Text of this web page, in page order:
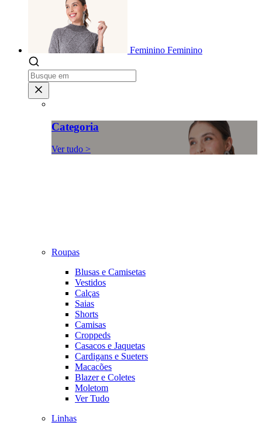
Feminino Feminino
Categoria
Ver tudo >
Roupas
Blusas e Camisetas
Vestidos
Calças
Saias
Shorts
Camisas
Croppeds
Casacos e Jaquetas
Cardigans e Sueters
Macacões
Blazer e Coletes
Moletom
Ver Tudo
Linhas